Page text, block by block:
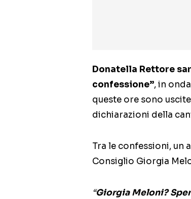
Donatella Rettore
confessione”, in
queste ore sono
dichiarazioni della
Tra le confessioni, un
Consiglio Giorgia
“Giorgia Meloni?